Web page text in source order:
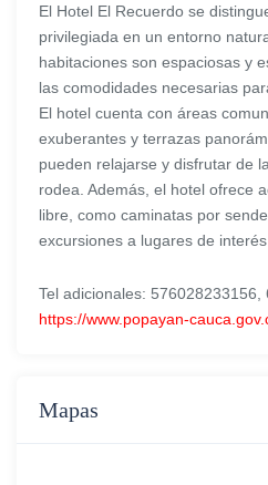
El Hotel El Recuerdo se
privilegiada en un entorno
habitaciones son espaciosas y
las comodidades necesarias
El hotel cuenta con áreas
exuberantes y terrazas
pueden relajarse y disfrutar de
rodea. Además, el hotel ofrece
libre, como caminatas por
excursiones a lugares de
Tel adicionales: 576028233156,
https://www.popayan-
Mapas